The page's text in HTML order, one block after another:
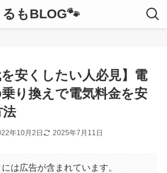
るもBLOG🐾
を安くしたい人必見】電
り換えで電気料金を安
法
年10月2日 2025年7月11日
は広告が含まれています。